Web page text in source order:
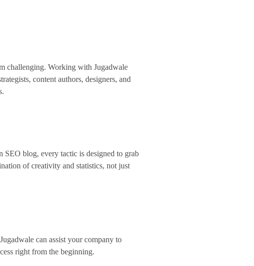
challenging. Working with Jugadwale
content authors, designers, and
SEO blog, every tactic is designed to grab
of creativity and statistics, not just
can assist your company to
right from the beginning.